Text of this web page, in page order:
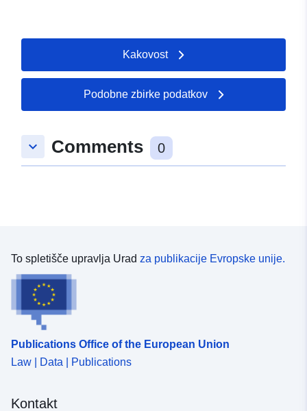
Kakovost
Podobne zbirke podatkov
keyboard_arrow_down Comments 0
To spletišče upravlja Urad za publikacije Evropske unije.
Publications Office of the European Union
Law | Data | Publications
Kontakt